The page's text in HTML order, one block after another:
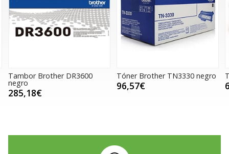
Brother DR3600 Tóner Brother TN3330 negro
96,57€
Tóner